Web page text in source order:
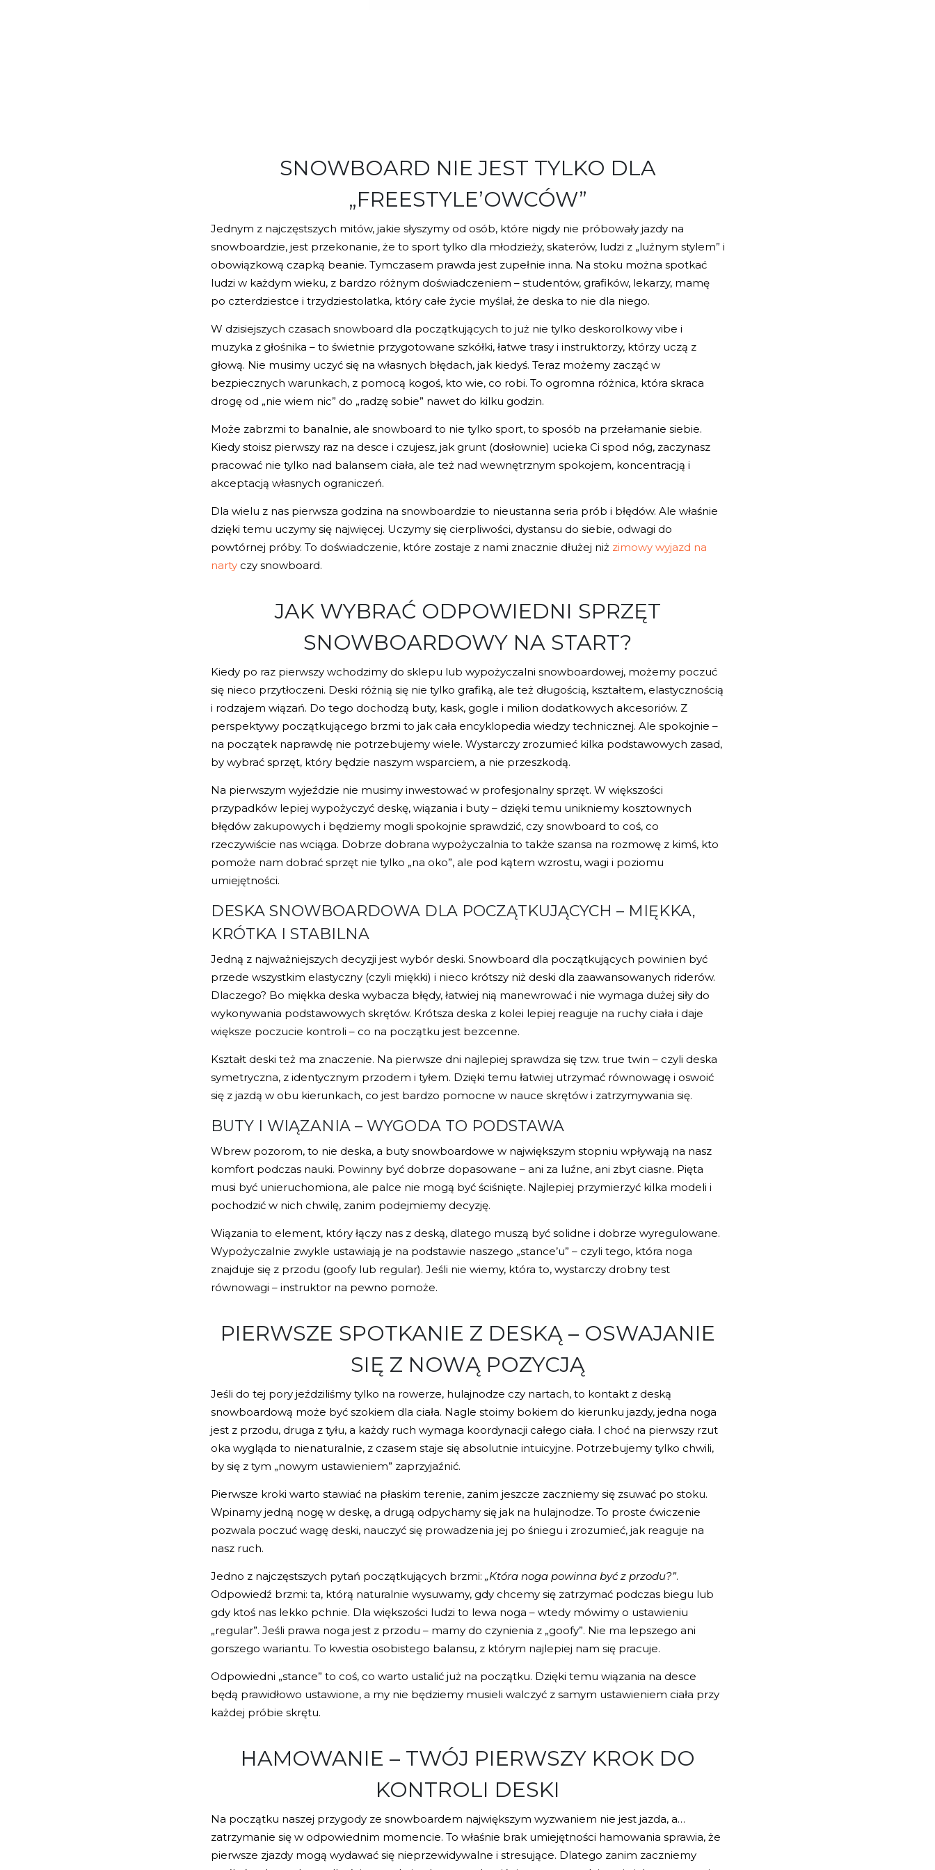
SNOWBOARD NIE JEST TYLKO DLA
„FREESTYLE’OWCÓW”
Jednym z najczęstszych mitów, jakie słyszymy od osób, które nigdy nie próbowały jazdy na
snowboardzie, jest przekonanie, że to sport tylko dla młodzieży, skaterów, ludzi z „luźnym stylem” i
obowiązkową czapką beanie. Tymczasem prawda jest zupełnie inna. Na stoku można spotkać
ludzi w każdym wieku, z bardzo różnym doświadczeniem – studentów, grafików, lekarzy, mamę
po czterdziestce i trzydziestolatka, który całe życie myślał, że deska to nie dla niego.
W dzisiejszych czasach snowboard dla początkujących to już nie tylko deskorolkowy vibe i
muzyka z głośnika – to świetnie przygotowane szkółki, łatwe trasy i instruktorzy, którzy uczą z
głową. Nie musimy uczyć się na własnych błędach, jak kiedyś. Teraz możemy zacząć w
bezpiecznych warunkach, z pomocą kogoś, kto wie, co robi. To ogromna różnica, która skraca
drogę od „nie wiem nic” do „radzę sobie” nawet do kilku godzin.
Może zabrzmi to banalnie, ale snowboard to nie tylko sport, to sposób na przełamanie siebie.
Kiedy stoisz pierwszy raz na desce i czujesz, jak grunt (dosłownie) ucieka Ci spod nóg, zaczynasz
pracować nie tylko nad balansem ciała, ale też nad wewnętrznym spokojem, koncentracją i
akceptacją własnych ograniczeń.
Dla wielu z nas pierwsza godzina na snowboardzie to nieustanna seria prób i błędów. Ale właśnie
dzięki temu uczymy się najwięcej. Uczymy się cierpliwości, dystansu do siebie, odwagi do
powtórnej próby. To doświadczenie, które zostaje z nami znacznie dłużej niż zimowy wyjazd na
nartyczy snowboard.
JAK WYBRAĆ ODPOWIEDNI SPRZĘT
SNOWBOARDOWY NA START?
Kiedy po raz pierwszy wchodzimy do sklepu lub wypożyczalni snowboardowej, możemy poczuć
się nieco przytłoczeni. Deski różnią się nie tylko grafiką, ale też długością, kształtem, elastycznością
i rodzajem wiązań. Do tego dochodzą buty, kask, gogle i milion dodatkowych akcesoriów. Z
perspektywy początkującego brzmi to jak cała encyklopedia wiedzy technicznej. Ale spokojnie –
na początek naprawdę nie potrzebujemy wiele. Wystarczy zrozumieć kilka podstawowych zasad,
by wybrać sprzęt, który będzie naszym wsparciem, a nie przeszkodą.
Na pierwszym wyjeździe nie musimy inwestować w profesjonalny sprzęt. W większości
przypadków lepiej wypożyczyć deskę, wiązania i buty – dzięki temu unikniemy kosztownych
błędów zakupowych i będziemy mogli spokojnie sprawdzić, czy snowboard to coś, co
rzeczywiście nas wciąga. Dobrze dobrana wypożyczalnia to także szansa na rozmowę z kimś, kto
pomoże nam dobrać sprzęt nie tylko „na oko”, ale pod kątem wzrostu, wagi i poziomu
umiejętności.
DESKA SNOWBOARDOWA DLA POCZĄTKUJĄCYCH – MIĘKKA,
KRÓTKA I STABILNA
Jedną z najważniejszych decyzji jest wybór deski. Snowboard dla początkujących powinien być
przede wszystkim elastyczny (czyli miękki) i nieco krótszy niż deski dla zaawansowanych riderów.
Dlaczego? Bo miękka deska wybacza błędy, łatwiej nią manewrować i nie wymaga dużej siły do
wykonywania podstawowych skrętów. Krótsza deska z kolei lepiej reaguje na ruchy ciała i daje
większe poczucie kontroli – co na początku jest bezcenne.
Kształt deski też ma znaczenie. Na pierwsze dni najlepiej sprawdza się tzw. true twin – czyli deska
symetryczna, z identycznym przodem i tyłem. Dzięki temu łatwiej utrzymać równowagę i oswoić
się z jazdą w obu kierunkach, co jest bardzo pomocne w nauce skrętów i zatrzymywania się.
BUTY I WIĄZANIA – WYGODA TO PODSTAWA
Wbrew pozorom, to nie deska, a buty snowboardowe w największym stopniu wpływają na nasz
komfort podczas nauki. Powinny być dobrze dopasowane – ani za luźne, ani zbyt ciasne. Pięta
musi być unieruchomiona, ale palce nie mogą być ściśnięte. Najlepiej przymierzyć kilka modeli i
pochodzić w nich chwilę, zanim podejmiemy decyzję.
Wiązania to element, który łączy nas z deską, dlatego muszą być solidne i dobrze wyregulowane.
Wypożyczalnie zwykle ustawiają je na podstawie naszego „stance’u” – czyli tego, która noga
znajduje się z przodu (goofy lub regular). Jeśli nie wiemy, która to, wystarczy drobny test
równowagi – instruktor na pewno pomoże.
PIERWSZE SPOTKANIE Z DESKĄ – OSWAJANIE
SIĘ Z NOWĄ POZYCJĄ
Jeśli do tej pory jeździliśmy tylko na rowerze, hulajnodze czy nartach, to kontakt z deską
snowboardową może być szokiem dla ciała. Nagle stoimy bokiem do kierunku jazdy, jedna noga
jest z przodu, druga z tyłu, a każdy ruch wymaga koordynacji całego ciała. I choć na pierwszy rzut
oka wygląda to nienaturalnie, z czasem staje się absolutnie intuicyjne. Potrzebujemy tylko chwili,
by się z tym „nowym ustawieniem” zaprzyjaźnić.
Pierwsze kroki warto stawiać na płaskim terenie, zanim jeszcze zaczniemy się zsuwać po stoku.
Wpinamy jedną nogę w deskę, a drugą odpychamy się jak na hulajnodze. To proste ćwiczenie
pozwala poczuć wagę deski, nauczyć się prowadzenia jej po śniegu i zrozumieć, jak reaguje na
nasz ruch.
Jedno z najczęstszych pytań początkujących brzmi: „Która noga powinna być z przodu?”.
Odpowiedź brzmi: ta, którą naturalnie wysuwamy, gdy chcemy się zatrzymać podczas biegu lub
gdy ktoś nas lekko pchnie. Dla większości ludzi to lewa noga – wtedy mówimy o ustawieniu
„regular”. Jeśli prawa noga jest z przodu – mamy do czynienia z „goofy”. Nie ma lepszego ani
gorszego wariantu. To kwestia osobistego balansu, z którym najlepiej nam się pracuje.
Odpowiedni „stance” to coś, co warto ustalić już na początku. Dzięki temu wiązania na desce
będą prawidłowo ustawione, a my nie będziemy musieli walczyć z samym ustawieniem ciała przy
każdej próbie skrętu.
HAMOWANIE – TWÓJ PIERWSZY KROK DO
KONTROLI DESKI
Na początku naszej przygody ze snowboardem największym wyzwaniem nie jest jazda, a…
zatrzymanie się w odpowiednim momencie. To właśnie brak umiejętności hamowania sprawia, że
pierwsze zjazdy mogą wydawać się nieprzewidywalne i stresujące. Dlatego zanim zaczniemy